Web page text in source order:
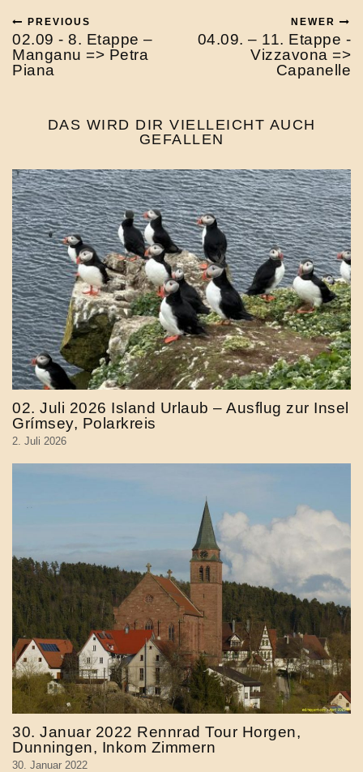
PREVIOUS
02.09 - 8. Etappe –
Manganu => Petra
Piana
NEWER
04.09. – 11. Etappe -
Vizzavona =>
Capanelle
DAS WIRD DIR VIELLEICHT AUCH
GEFALLEN
02. Juli 2026 Island Urlaub – Ausflug zur Insel
Grímsey, Polarkreis
2. Juli 2026
30. Januar 2022 Rennrad Tour Horgen,
Dunningen, Inkom Zimmern
30. Januar 2022